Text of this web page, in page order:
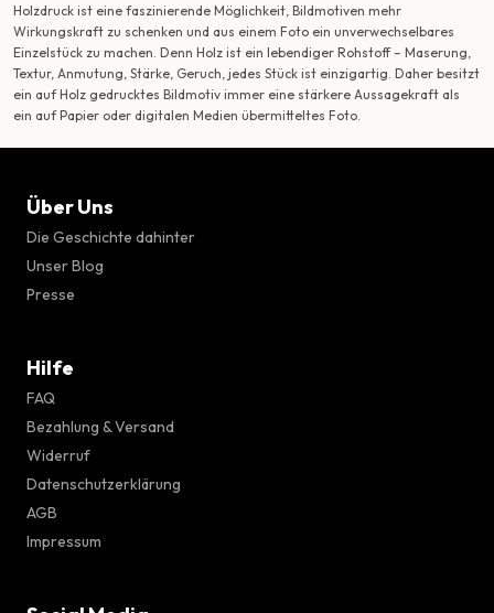
Holzdruck ist eine faszinierende Möglichkeit, Bildmotiven mehr
Wirkungskraft zu schenken und aus einem Foto ein unverwechselbares
Einzelstück zu machen. Denn Holz ist ein lebendiger Rohstoff – Maserung,
Textur, Anmutung, Stärke, Geruch, jedes Stück ist einzigartig. Daher besitzt
ein auf Holz gedrucktes Bildmotiv immer eine stärkere Aussagekraft als
ein auf Papier oder digitalen Medien übermitteltes Foto.
Über Uns
Die Geschichte dahinter
Unser Blog
Presse
Hilfe
FAQ
Bezahlung & Versand
Widerruf
Datenschutzerklärung
AGB
Impressum